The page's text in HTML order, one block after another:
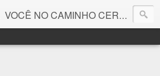
VOCÊ NO CAMINHO CERTO! 🤓💻🚀